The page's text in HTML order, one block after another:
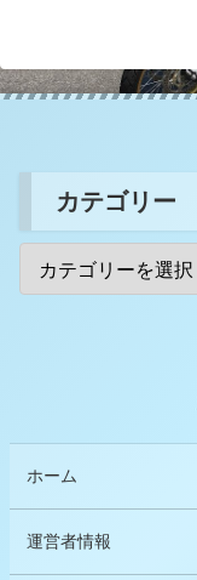
カテゴリー
ホーム
運営者情報